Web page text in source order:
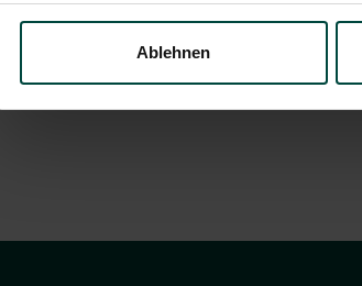
Ablehnen
Marketing-Cookiesum die Karte zu sehen.